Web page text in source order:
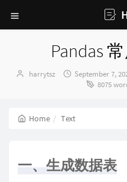
Pandas
Author：
harrytsz
发
September 7,
8075
Home Text
一、生成数据表